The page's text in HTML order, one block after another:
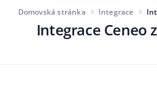
Produktový manažer
Pro začínající e-commerce
Domovská stránka Integrace
Integrace Ceneo